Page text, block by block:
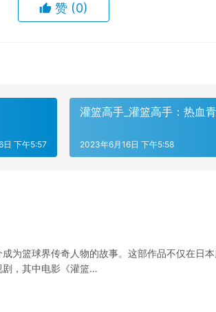
赞 (0)
日 下午5:57
灌篮高手_灌篮高手：热血
2023年6月16日 下午5:58
为篮球界传奇人物的故事。这部作品不仅在日
剧，其中电影《灌篮…